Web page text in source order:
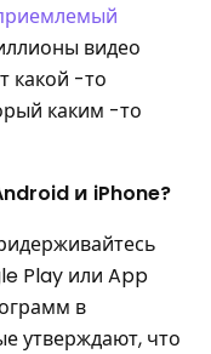
видео
какой -то
каким -то
и iPhone?
Play или App
в
утверждают, что